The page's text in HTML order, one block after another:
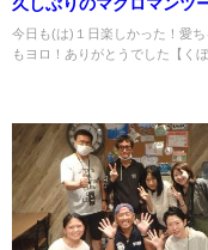
久しぶりのマクロマンツ
今日も(は)１日楽しかった！愛ち
もヨロ！ありがとうでした【くぼ